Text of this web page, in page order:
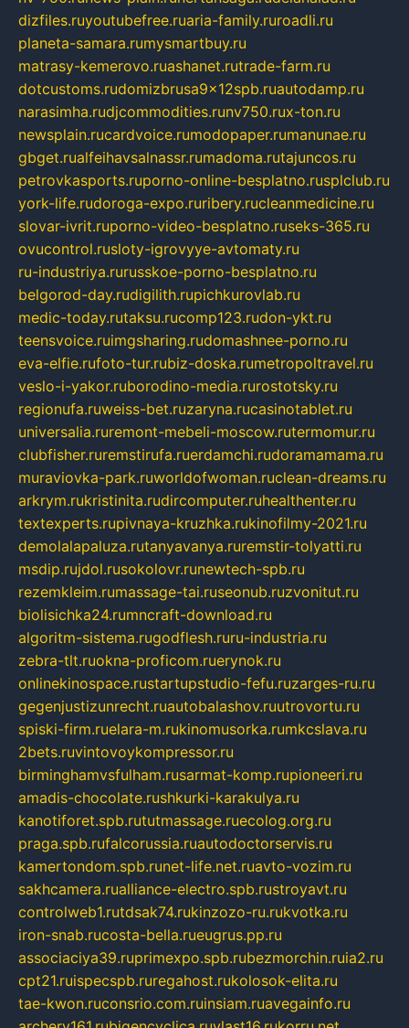
dizfiles.ruyoutubefree.ruaria-family.ruroadli.ru
planeta-samara.rumysmartbuy.ru
matrasy-kemerovo.ruashanet.rutrade-farm.ru
dotcustoms.rudomizbrusa9x12spb.ruautodamp.ru
narasimha.rudjcommodities.runv750.rux-ton.ru
newsplain.rucardvoice.rumodopaper.rumanunae.ru
gbget.rualfeihavsalnassr.rumadoma.rutajuncos.ru
petrovkasports.ruporno-online-besplatno.rusplclub.ru
york-life.rudoroga-expo.ruribery.rucleanmedicine.ru
slovar-ivrit.ruporno-video-besplatno.ruseks-365.ru
ovucontrol.rusloty-igrovyye-avtomaty.ru
ru-industriya.rurusskoe-porno-besplatno.ru
belgorod-day.rudigilith.rupichkurovlab.ru
medic-today.rutaksu.rucomp123.rudon-ykt.ru
teensvoice.ruimgsharing.rudomashnee-porno.ru
eva-elfie.rufoto-tur.rubiz-doska.rumetropoltravel.ru
veslo-i-yakor.ruborodino-media.rurostotsky.ru
regionufa.ruweiss-bet.ruzaryna.rucasinotablet.ru
universalia.ruremont-mebeli-moscow.rutermomur.ru
clubfisher.ruremstirufa.ruerdamchi.rudoramamama.ru
muraviovka-park.ruworldofwoman.ruclean-dreams.ru
arkrym.rukristinita.rudircomputer.ruhealthenter.ru
textexperts.rupivnaya-kruzhka.rukinofilmy-2021.ru
demolalapaluza.rutanyavanya.ruremstir-tolyatti.ru
msdip.rujdol.rusokolovr.runewtech-spb.ru
rezemkleim.rumassage-tai.ruseonub.ruzvonitut.ru
biolisichka24.rumncraft-download.ru
algoritm-sistema.rugodflesh.ruru-industria.ru
zebra-tlt.ruokna-proficom.ruerynok.ru
onlinekinospace.rustartupstudio-fefu.ruzarges-ru.ru
gegenjustizunrecht.ruautobalashov.ruutrovortu.ru
spiski-firm.ruelara-m.rukinomusorka.rumkcslava.ru
2bets.ruvintovoykompressor.ru
birminghamvsfulham.rusarmat-komp.rupioneeri.ru
amadis-chocolate.rushkurki-karakulya.ru
kanotiforet.spb.rututmassage.ruecolog.org.ru
praga.spb.rufalcorussia.ruautodoctorservis.ru
kamertondom.spb.runet-life.net.ruavto-vozim.ru
sakhcamera.rualliance-electro.spb.rustroyavt.ru
controlweb1.rutdsak74.rukinzozo-ru.rukvotka.ru
iron-snab.rucosta-bella.rueugrus.pp.ru
associaciya39.ruprimexpo.spb.rubezmorchin.ruia2.ru
cpt21.ruispecspb.ruregahost.rukolosok-elita.ru
tae-kwon.ruconsrio.com.ruinsiam.ruavegainfo.ru